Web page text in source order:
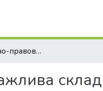
Адміністративно-правові відносини - важлива складова будівельної діяльності